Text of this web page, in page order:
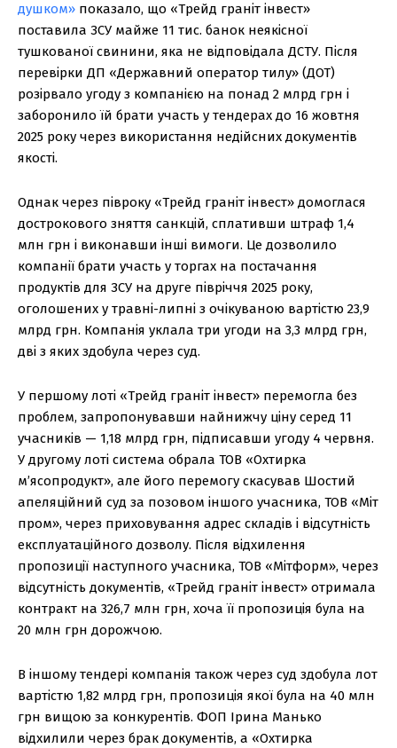
душком» показало, що «Трейд граніт інвест»
поставила ЗСУ майже 11 тис. банок неякісної
тушкованої свинини, яка не відповідала ДСТУ. Після
перевірки ДП «Державний оператор тилу» (ДОТ)
розірвало угоду з компанією на понад 2 млрд грн і
заборонило їй брати участь у тендерах до 16 жовтня
2025 року через використання недійсних документів
якості.
Однак через півроку «Трейд граніт інвест» домоглася
дострокового зняття санкцій, сплативши штраф 1,4
млн грн і виконавши інші вимоги. Це дозволило
компанії брати участь у торгах на постачання
продуктів для ЗСУ на друге півріччя 2025 року,
оголошених у травні-липні з очікуваною вартістю 23,9
млрд грн. Компанія уклала три угоди на 3,3 млрд грн,
дві з яких здобула через суд.
У першому лоті «Трейд граніт інвест» перемогла без
проблем, запропонувавши найнижчу ціну серед 11
учасників — 1,18 млрд грн, підписавши угоду 4 червня.
У другому лоті система обрала ТОВ «Охтирка
м’ясопродукт», але його перемогу скасував Шостий
апеляційний суд за позовом іншого учасника, ТОВ «Міт
пром», через приховування адрес складів і відсутність
експлуатаційного дозволу. Після відхилення
пропозиції наступного учасника, ТОВ «Мітформ», через
відсутність документів, «Трейд граніт інвест» отримала
контракт на 326,7 млн грн, хоча її пропозиція була на
20 млн грн дорожчою.
В іншому тендері компанія також через суд здобула лот
вартістю 1,82 млрд грн, пропозиція якої була на 40 млн
грн вищою за конкурентів. ФОП Ірина Манько
відхилили через брак документів, а «Охтирка